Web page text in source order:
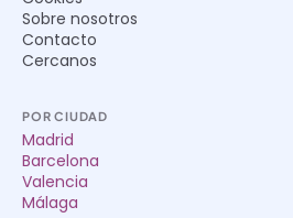
Sobre nosotros
Contacto
Cercanos
POR CIUDAD
Madrid
Barcelona
Valencia
Málaga